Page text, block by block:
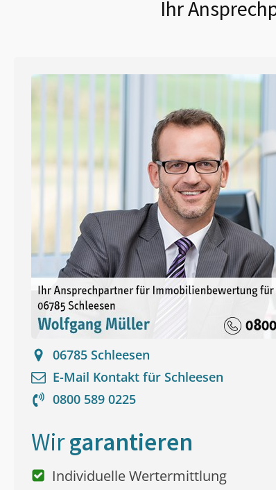
Ihr
06785 Schleesen
E-Mail Kontakt für Schleesen
0800 589 0225
Wirgarantieren
Individuelle Wertermittlung